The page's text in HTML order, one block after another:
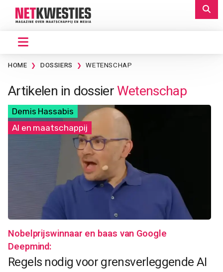
HOME DOSSIERS WETENSCHAP
Artikelen in dossierWetenschap
Demis Hassabis
AI en maatschappij
Nobelprijswinnaar en baas van Google
Deepmind:
Regels nodig voor grensverleggende AI